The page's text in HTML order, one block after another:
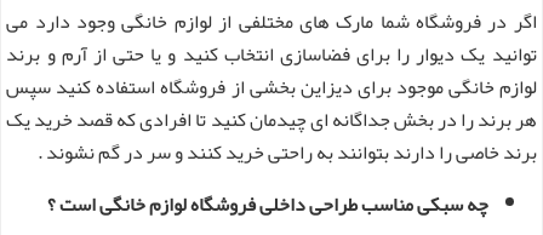
اگر در فروشگاه شما مارک های مختلفی از لوازم خانگی وجود دارد می
توانید یک دیوار را برای فضاسازی انتخاب کنید و یا حتی از آرم و برند
لوازم خانگی موجود برای دیزاین بخشی از فروشگاه استفاده کنید سپس
هر برند را در بخش جداگانه ای چیدمان کنید تا افرادی که قصد خرید یک
برند خاصی را دارند بتوانند به راحتی خرید کنند و سر در گم نشوند .
چه سبکی مناسب طراحی داخلی فروشگاه لوازم خانگی است ؟